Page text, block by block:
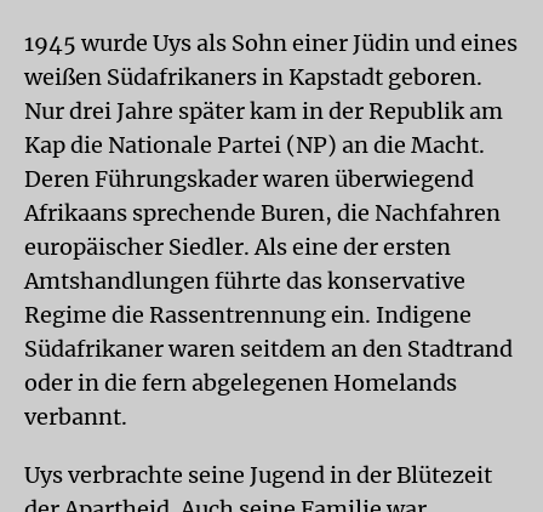
1945 wurde Uys als Sohn einer Jüdin und eines
weißen Südafrikaners in Kapstadt geboren.
Nur drei Jahre später kam in der Republik am
Kap die Nationale Partei (NP) an die Macht.
Deren Führungskader waren überwiegend
Afrikaans sprechende Buren, die Nachfahren
europäischer Siedler. Als eine der ersten
Amtshandlungen führte das konservative
Regime die Rassentrennung ein. Indigene
Südafrikaner waren seitdem an den Stadtrand
oder in die fern abgelegenen Homelands
verbannt.
Uys verbrachte seine Jugend in der Blütezeit